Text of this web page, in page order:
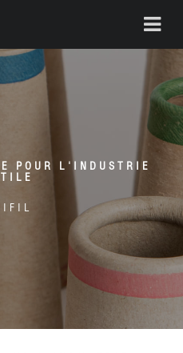
POUR L'INDUSTRIE